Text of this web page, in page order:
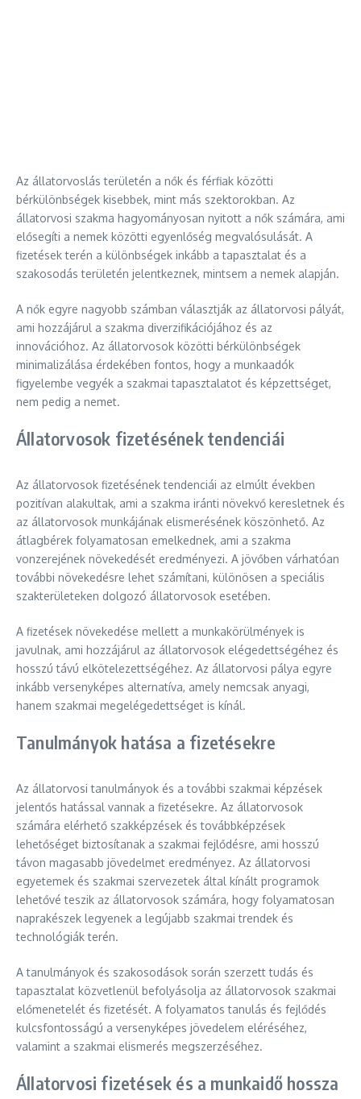
Az állatorvoslás területén a nők és férfiak közötti
bérkülönbségek kisebbek, mint más szektorokban. Az
állatorvosi szakma hagyományosan nyitott a nők számára, ami
elősegíti a nemek közötti egyenlőség megvalósulását. A
fizetések terén a különbségek inkább a tapasztalat és a
szakosodás területén jelentkeznek, mintsem a nemek alapján.
A nők egyre nagyobb számban választják az állatorvosi pályát,
ami hozzájárul a szakma diverzifikációjához és az
innovációhoz. Az állatorvosok közötti bérkülönbségek
minimalizálása érdekében fontos, hogy a munkaadók
figyelembe vegyék a szakmai tapasztalatot és képzettséget,
nem pedig a nemet.
Állatorvosok fizetésének tendenciái
Az állatorvosok fizetésének tendenciái az elmúlt években
pozitívan alakultak, ami a szakma iránti növekvő keresletnek és
az állatorvosok munkájának elismerésének köszönhető. Az
átlagbérek folyamatosan emelkednek, ami a szakma
vonzerejének növekedését eredményezi. A jövőben várhatóan
további növekedésre lehet számítani, különösen a speciális
szakterületeken dolgozó állatorvosok esetében.
A fizetések növekedése mellett a munkakörülmények is
javulnak, ami hozzájárul az állatorvosok elégedettségéhez és
hosszú távú elkötelezettségéhez. Az állatorvosi pálya egyre
inkább versenyképes alternatíva, amely nemcsak anyagi,
hanem szakmai megelégedettséget is kínál.
Tanulmányok hatása a fizetésekre
Az állatorvosi tanulmányok és a további szakmai képzések
jelentős hatással vannak a fizetésekre. Az állatorvosok
számára elérhető szakképzések és továbbképzések
lehetőséget biztosítanak a szakmai fejlődésre, ami hosszú
távon magasabb jövedelmet eredményez. Az állatorvosi
egyetemek és szakmai szervezetek által kínált programok
lehetővé teszik az állatorvosok számára, hogy folyamatosan
naprakészek legyenek a legújabb szakmai trendek és
technológiák terén.
A tanulmányok és szakosodások során szerzett tudás és
tapasztalat közvetlenül befolyásolja az állatorvosok szakmai
előmenetelét és fizetését. A folyamatos tanulás és fejlődés
kulcsfontosságú a versenyképes jövedelem eléréséhez,
valamint a szakmai elismerés megszerzéséhez.
Állatorvosi fizetések és a munkaidő hossza